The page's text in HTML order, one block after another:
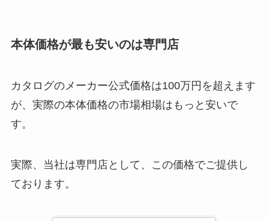
本体価格が最も安いのは専門店
カタログのメーカー公式価格は100万円を超えます
が、実際の本体価格の市場相場はもっと安いで
す。
実際、当社は専門店として、この価格でご提供し
ております。